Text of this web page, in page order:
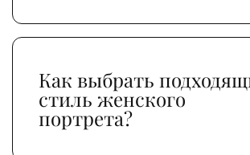
Как выбрать
стиль женского
портрета?